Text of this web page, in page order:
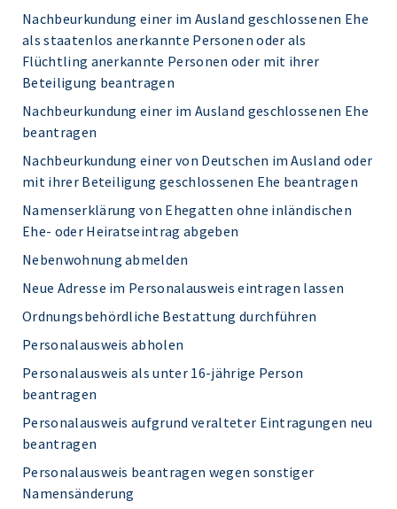
Nachbeurkundung einer im Ausland geschlossenen Ehe
als staatenlos anerkannte Personen oder als
Flüchtling anerkannte Personen oder mit ihrer
Beteiligung beantragen
Nachbeurkundung einer im Ausland geschlossenen Ehe
beantragen
Nachbeurkundung einer von Deutschen im Ausland oder
mit ihrer Beteiligung geschlossenen Ehe beantragen
Namenserklärung von Ehegatten ohne inländischen
Ehe- oder Heiratseintrag abgeben
Nebenwohnung abmelden
Neue Adresse im Personalausweis eintragen lassen
Ordnungsbehördliche Bestattung durchführen
Personalausweis abholen
Personalausweis als unter 16-jährige Person
beantragen
Personalausweis aufgrund veralteter Eintragungen neu
beantragen
Personalausweis beantragen wegen sonstiger
Namensänderung